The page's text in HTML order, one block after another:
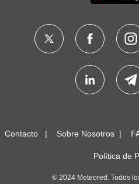
Contacto Sobre Nosotros
Política de
© 2024 Meteored. Todos